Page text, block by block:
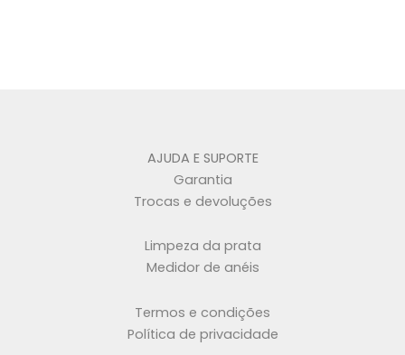
AJUDA E SUPORTE
Garantia
Trocas e devoluções
Limpeza da prata
Medidor de anéis
Termos e condições
Política de privacidade